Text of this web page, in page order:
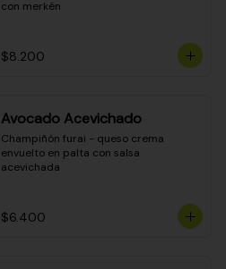
con merkén
$8.200
Avocado Acevichado
Champiñón furai - queso crema
envuelto en palta con salsa
acevichada
$6.400